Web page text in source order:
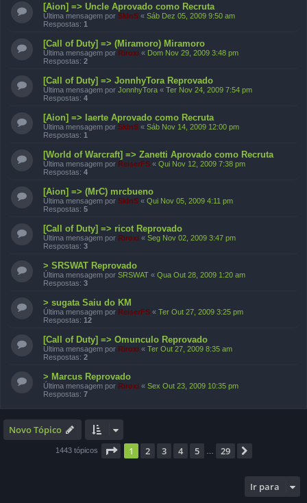
[Aion] => Uncle Aprovado como Recruta
Última mensagem por SkInS « Sáb Dez 05, 2009 9:50 am
Respostas: 1
[Call of Duty] => (Miramoro) Miramoro
Última mensagem por Riroxi « Dom Nov 29, 2009 3:48 pm
Respostas: 2
[Call of Duty] => JonnhyTora Reprovado
Última mensagem por JonnhyTora « Ter Nov 24, 2009 7:54 pm
Respostas: 4
[Aion] => laerte Aprovado como Recruta
Última mensagem por SkInS « Sáb Nov 14, 2009 12:00 pm
Respostas: 1
[World of Warcraft] => Zanetti Aprovado como Recruta
Última mensagem por ReiserFS « Qui Nov 12, 2009 7:38 pm
Respostas: 4
[Aion] => (MrC) mrcbueno
Última mensagem por SkInS « Qui Nov 05, 2009 4:11 pm
Respostas: 5
[Call of Duty] => ricot Reprovado
Última mensagem por Riroxi « Seg Nov 02, 2009 3:47 pm
Respostas: 3
> SRSWAT Reprovado
Última mensagem por SRSWAT « Qua Out 28, 2009 1:20 am
Respostas: 3
> sugata Saiu do KM
Última mensagem por ReiserFS « Ter Out 27, 2009 3:25 pm
Respostas: 12
[Call of Duty] => Omunculo Reprovado
Última mensagem por Riroxi « Ter Out 27, 2009 8:35 am
Respostas: 2
> Marcus Reprovado
Última mensagem por Riroxi « Sex Out 23, 2009 10:35 pm
Respostas: 7
Novo Tópico
1443 tópicos Página de 29
1 2 3 4 5 29
Ir para